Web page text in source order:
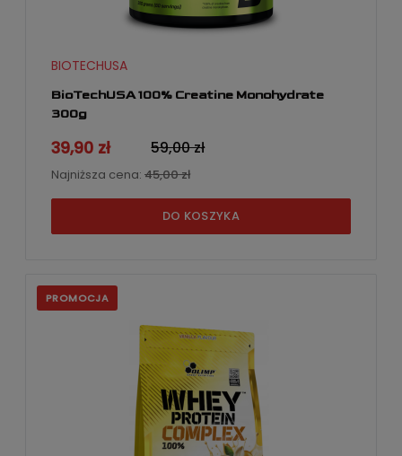
BioTechUSA 100% Creatine Monohydrate
300g
BIOTECHUSA
39,90 zł 59,00 zł
Najniższa cena: 45,00 zł
DO KOSZYKA
PROMOCJA